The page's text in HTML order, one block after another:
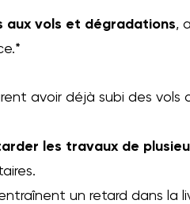
aux vols et dégradations,
avoir déjà subi des vols
les travaux de
un retard dans la